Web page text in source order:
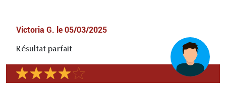
Victoria G. le 05/03/2025
Résultat parfait